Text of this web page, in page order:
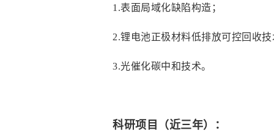
1.表面局域化缺陷构造；
2.锂电池正极材料低排放可控回收技
3.光催化碳中和技术。
科研项目（近三年）：